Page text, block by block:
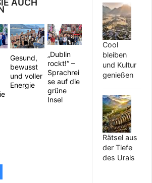
AUCH
Gesund,
bewusst
und voller
Energie
„Dublin
rockt!“ –
Sprachrei
se auf die
grüne
Insel
Cool
bleiben
und Kultur
genießen
Rätsel aus
der Tiefe
des Urals